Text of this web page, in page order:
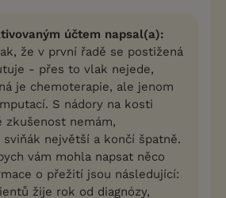
účtem napsal(a):
že v první řadě se postižená
- přes to vlak nejede,
je chemoterapie, ale jenom
S nádory na kosti
zkušenost nemám,
největší a končí špatně.
vám mohla napsat něco
o přežití jsou následující:
žije rok od diagnózy,